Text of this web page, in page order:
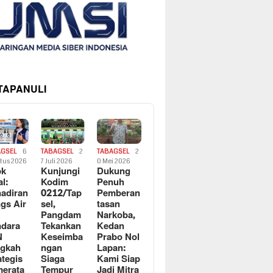
6
2026
Air
TABAGSEL
2
7 Juli 2026
Kunjungi
Kodim
0212/Tap
sel,
Pangdam
Tekankan
Keseimba
ngan
Siaga
TABAGSEL
2
0 Mei 2026
Dukung
Penuh
Pemberan
tasan
Narkoba,
Kedan
Prabo Nol
Lapan:
Kami Siap